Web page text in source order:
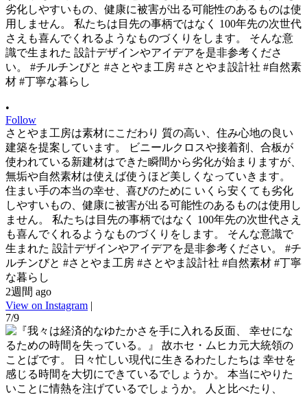
•
Follow
さとやま工房は素材にこだわり 質の高い、住み心地の良い
建築を提案しています。 ビニールクロスや接着剤、合板が
使われている新建材はできた瞬間から劣化が始まりますが、
無垢や自然素材は使えば使うほど美しくなっていきます。
住まい手の本当の幸せ、喜びのために いくら安くても劣化
しやすいもの、健康に被害が出る可能性のあるものは使用し
ません。 私たちは目先の事柄ではなく 100年先の次世代さえ
も喜んでくれるようなものづくりをします。 そんな意識で
生まれた 設計デザインやアイデアを是非参考ください。 #チ
ルチンびと #さとやま工房 #さとやま設計社 #自然素材 #丁寧
な暮らし
2週間 ago
View on Instagram |
7/9